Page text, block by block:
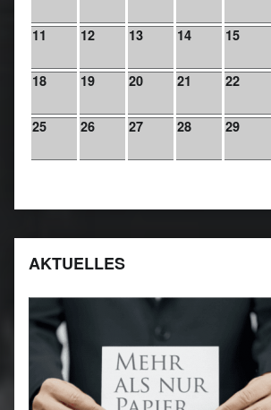
11 12 13 14 15
18 19 20 21 22
25 26 27 28 29
AKTUELLES